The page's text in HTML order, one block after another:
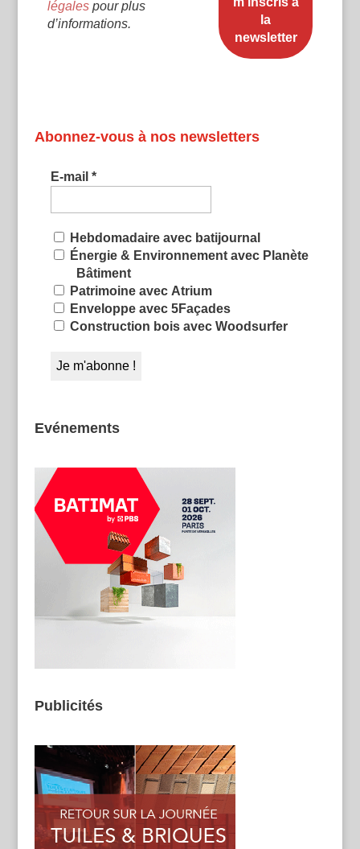
légalespour plus
d’informations.
Abonnez-vous à nos newsletters
E-mail *
Hebdomadaire avec batijournal
Énergie & Environnement avec Planète
Bâtiment
Patrimoine avec Atrium
Enveloppe avec 5Façades
Construction bois avec Woodsurfer
Evénements
Publicités